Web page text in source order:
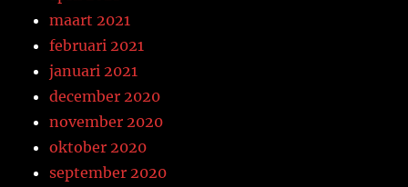
maart 2021
februari 2021
januari 2021
december 2020
november 2020
oktober 2020
september 2020